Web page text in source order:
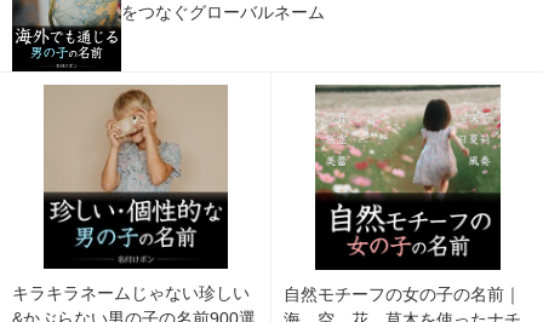
をつなぐグローバルネーム
キラキラネームじゃない珍しい
自然モチーフの女の子の名前｜